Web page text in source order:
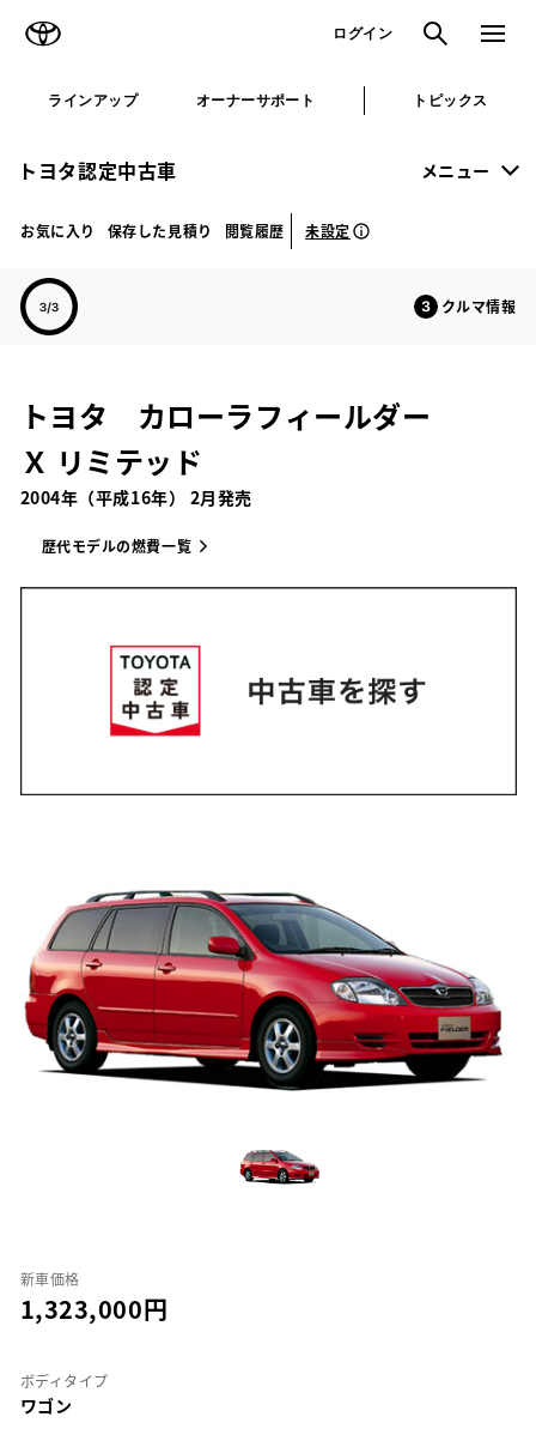
ログイン 検索 メニュ
ラインアップ オーナーサポート トピックス
トヨタ認定中古車 メニュー
お気に入り 保存した見積り 閲覧履歴 未設定
クルマ情報
トヨタ カローラフィールダー
Ｘ リミテッド
2004年（平成16年） 2月発売
歴代モデルの燃費一覧
新車価格
1,323,000
ボディタイプ
ワゴン